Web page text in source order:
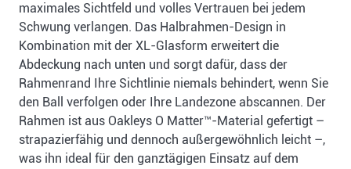
maximales Sichtfeld und volles Vertrauen bei jedem
Schwung verlangen. Das Halbrahmen-Design in
Kombination mit der XL-Glasform erweitert die
Abdeckung nach unten und sorgt dafür, dass der
Rahmenrand Ihre Sichtlinie niemals behindert, wenn Sie
den Ball verfolgen oder Ihre Landezone abscannen. Der
Rahmen ist aus Oakleys O Matter™-Material gefertigt –
strapazierfähig und dennoch außergewöhnlich leicht –,
was ihn ideal für den ganztägigen Einsatz auf dem